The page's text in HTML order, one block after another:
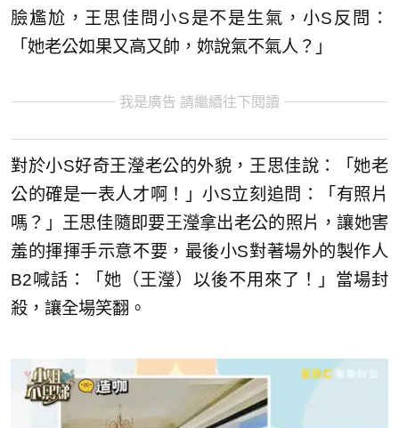
臉尷尬，王思佳問小S是不是生氣，小S反問：
「她老公如果又高又帥，妳說氣不氣人？」
我是廣告 請繼續往下閱讀
對於小S好奇王瀅老公的外貌，王思佳說：「她老
公的確是一表人才啊！」小S立刻追問：「有照片
嗎？」王思佳隨即要王瀅拿出老公的照片，讓她害
羞的揮揮手示意不要，最後小S對著場外的製作人
B2喊話：「她（王瀅）以後不用來了！」當場封
殺，讓全場笑翻。